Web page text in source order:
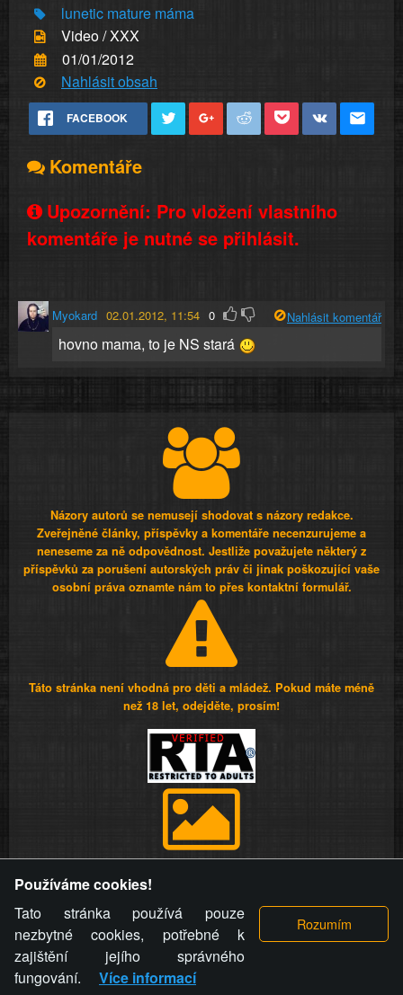
lunetic mature máma
Video / XXX
01/01/2012
Nahlásit obsah
FACEBOOK
Komentáře
Upozornění: Pro vložení vlastního
komentáře je nutné se přihlásit.
Myokard 02.01.2012, 11:54 0 Nahlásit komentář
hovno mama, to je NS stará
Názory autorů se nemusejí shodovat s názory redakce.
Zveřejněné články, příspěvky a komentáře necenzurujeme a
neneseme za ně odpovědnost. Jestliže považujete některý z
příspěvků za porušení autorských práv či jinak poškozující vaše
osobní práva oznamte nám to přes kontaktní formulář.
Táto stránka není vhodná pro děti a mládež. Pokud máte méně
než 18 let, odejděte, prosím!
videa a komentáře. Osoba, které se toto opatření provozovatele
stránky týče, ani osoba, která umístila fotografii nebo video na
stránku, nemůže z důvodu odstranění fotografie, videa nebo
komentáře pro výše uvedenou okolnost uplatnit vůči
provozovateli stránky žádný nárok na náhradu škody nebo
nemajetkové újmy.
Používáme cookies!
Tato stránka používá pouze
nezbytné cookies, potřebné k
zajištění jejího správného
fungování.
Více informací